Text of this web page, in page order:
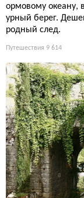
ормовому океану,
урный берег.
родный след.
Путешествия 9 614